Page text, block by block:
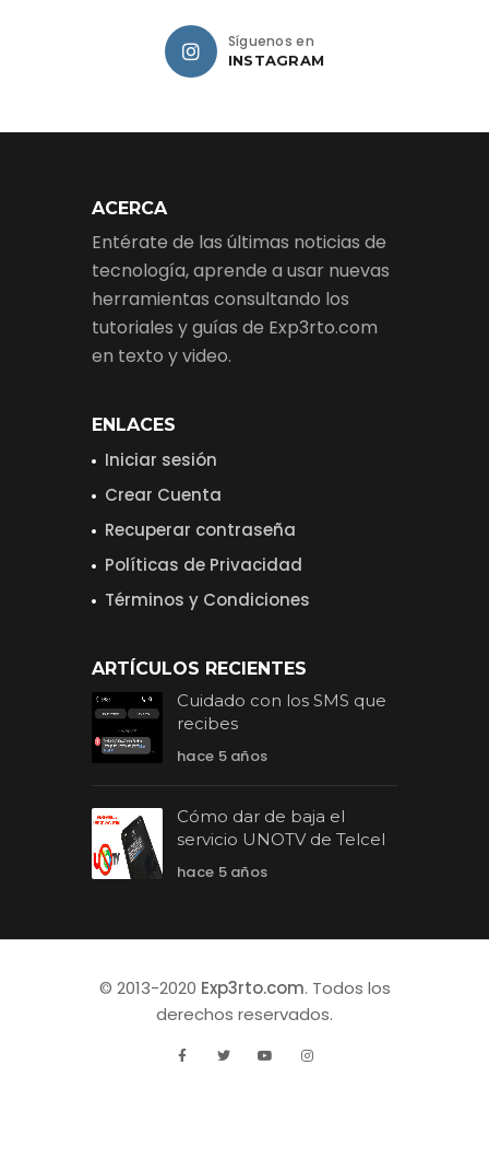
Síguenos en
INSTAGRAM
ACERCA
Entérate de las últimas noticias de
tecnología, aprende a usar nuevas
herramientas consultando los
tutoriales y guías de Exp3rto.com
en texto y video.
ENLACES
Iniciar sesión
Crear Cuenta
Recuperar contraseña
Políticas de Privacidad
Términos y Condiciones
ARTÍCULOS RECIENTES
Cuidado con los SMS que
recibes
hace 5 años
Cómo dar de baja el
servicio UNOTV de Telcel
hace 5 años
© 2013-2020 Exp3rto.com. Todos los
derechos reservados.